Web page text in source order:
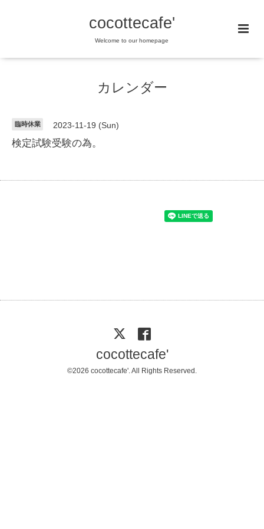
cocottecafe'
Welcome to our homepage
カレンダー
臨時休業 2023-11-19 (Sun)
検定試験受験の為。
cocottecafe'
©2026 cocottecafe'. All Rights Reserved.